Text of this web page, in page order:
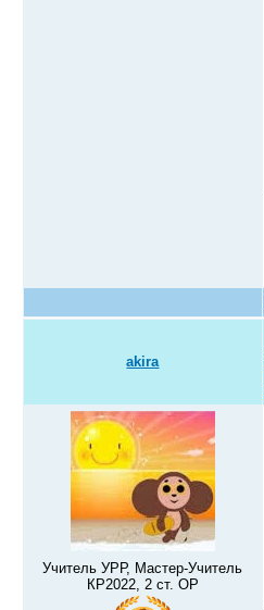
akira
Учитель УРР, Мастер-Учитель
КР2022, 2 ст. ОР